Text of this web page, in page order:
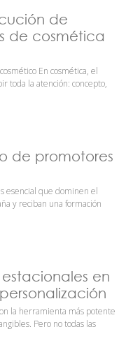
de
de cosmética
En cosmética, el
toda la atención: concepto,
de promotores
esencial que dominen el
y reciban una formación
en
la herramienta más potente
Pero no todas las